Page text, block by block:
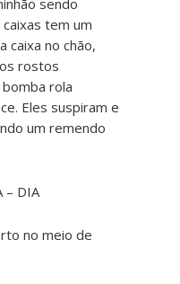
tem um
caixa no chão,
rostos
rola
Eles suspiram e
um remendo
– DIA
no meio de